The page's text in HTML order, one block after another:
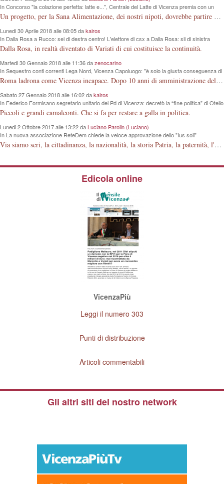
In Concorso "la colazione perfetta: latte e...", Centrale del Latte di Vicenza premia con un
iPad Primaria "G. Rodari" e altre 4 scuole
Un progetto, per la Sana Alimentazione, dei nostri nipoti, dovrebbe partire dalla conoscenza della Mucca da Latte. La Vacca che produce la materia prima. Meno lezioni, più visioni dirette.
Lunedi 30 Aprile 2018 alle 08:05 dakairos
In Dalla Rosa a Rucco: sei di destra centro! L'elettore di csx a Dalla Rosa: sii di sinistra
centro!
Dalla Rosa, in realtà diventato di Variati di cui costituisce la continuità.
Martedi 30 Gennaio 2018 alle 11:36 dazenocarino
In Sequestro conti correnti Lega Nord, Vicenza Capoluogo: "è solo la giusta conseguenza di
un modo sbagliato di intendere la politica"
Roma ladrona come Vicenza incapace. Dopo 10 anni di amministrazione della nostra Città, questi signori guardano la lontana "luna e non il dito", che hanno davanti agli occhi.
Sabato 27 Gennaio 2018 alle 16:02 dakairos
In Federico Formisano segretario unitario del Pd di Vicenza: decretò la “fine politica” di Otello
Dalla Rosa, ora lo accompagnerà per le amministrative 2018
Piccoli e grandi camaleonti. Che si fa per restare a galla in politica.
Lunedi 2 Ottobre 2017 alle 13:22 daLuciano Parolin (Luciano)
In La nuova associazione ReteDem chiede la veloce approvazione dello "Ius soli"
Via siamo seri, la cittadinanza, la nazionalità, la storia Patria, la paternità, l'articolo 29 della Costituzione della Repubblica Italiana, è fatta dagli Italiani ! Mio bisnonno, poi mio nonno, poi mio padre, in 150 anni, hanno costruito la Nazione Italiana. La Guerra 15-18 con milioni di morti a cosa è servita? A niente ? Dove erano i Nostri sapientoni nel 1848, dove erano nel 1915 e via discorrendo? Si deve o meno essere orgogliosi di appartenere alla STIRPE ITALIANA ? Siamo orgogliosi o no della FERRARI italiana ? Lo Ius solo, è una piccola porcheria "elettorale" che modifica la stessa struttura Familiare prevista dalla Costituzione. Come si fa a regalare 2000 anni di Storia ai cittadini (?) islamici, senza rendersi conto della evoluzione dei tempi, dei fatti, e di quanto questi Ci Odiano! Amen.
Edicola online
VicenzaPiù
Leggi il numero 303
Punti di distribuzione
Articoli commentabili
Gli altri siti del nostro network